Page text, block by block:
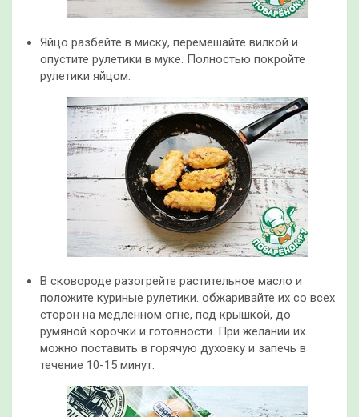
Яйцо разбейте в миску, перемешайте вилкой и
опустите рулетики в муке. Полностью покройте
рулетики яйцом.
В сковороде разогрейте растительное масло и
положите куриные рулетики. обжаривайте их со всех
сторон на медленном огне, под крышкой, до
румяной корочки и готовности. При желании их
можно поставить в горячую духовку и запечь в
течение 10-15 минут.